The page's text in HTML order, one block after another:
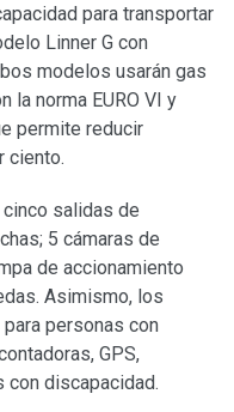
para transportar
Linner G con
modelos usarán gas
la norma EURO VI y
permite reducir
ciento.
cinco salidas de
5 cámaras de
de accionamiento
Asimismo, los
personas con
GPS,
con discapacidad.